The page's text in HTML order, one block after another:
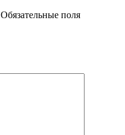
Обязательные поля